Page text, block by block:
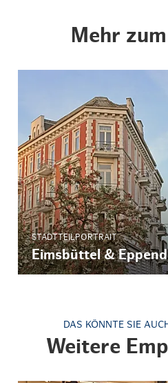
Mehr
STADTTEILPORTRAIT
Eimsbüttel &
DAS KÖNNTE SIE
Weitere